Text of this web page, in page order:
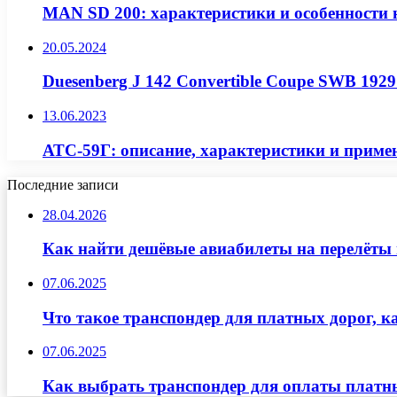
MAN SD 200: характеристики и особенности
20.05.2024
Duesenberg J 142 Convertible Coupe SWB
13.06.2023
АТС-59Г: описание, характеристики и
Последние записи
28.04.2026
Как найти дешёвые авиабилеты на
07.06.2025
Что такое транспондер для платных дорог,
07.06.2025
Как выбрать транспондер для оплаты